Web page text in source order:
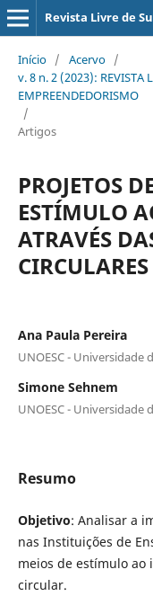
Revista Livre de
Início / Acervo /
v. 8 n. 2 (2023): REVISTA
EMPREENDEDORISMO
/
Artigos
PROJETOS
ESTÍMULO
ATRAVÉS
CIRCULARES
Ana Paula Pereira
UNOESC - Universidade
Simone Sehnem
UNOESC - Universidade
Resumo
Objetivo: Analisar a
nas Instituições de
meios de estímulo ao
circular.